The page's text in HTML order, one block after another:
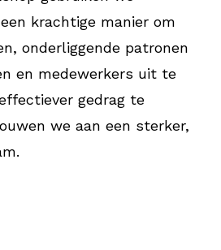
krachtige manier om
onderliggende patronen
en medewerkers uit te
gedrag te
we aan een sterker,